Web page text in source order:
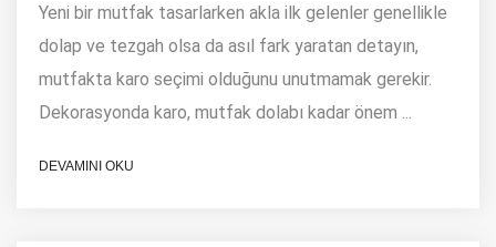
Yeni bir mutfak tasarlarken akla ilk gelenler genellikle
dolap ve tezgah olsa da asıl fark yaratan detayın,
mutfakta karo seçimi olduğunu unutmamak gerekir.
Dekorasyonda karo, mutfak dolabı kadar önem ...
DEVAMINI OKU